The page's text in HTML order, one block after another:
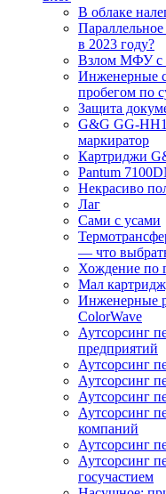
В облаке
в 2023 году?
Взлом МФУ с
Инженерные
пробегом по
Защита
G&G GG-
маркиратор
Картриджи
Pantum
Некрасиво
Лаг
Сами с усами
— что
Хождение по
Мал
Инженерные
ColorWave
Аутсорсинг
предприятий
Аутсорсинг
Аутсорсинг
Аутсорсинг
Аутсорсинг
компаний
Аутсорсинг
Аутсорсинг
госучастием